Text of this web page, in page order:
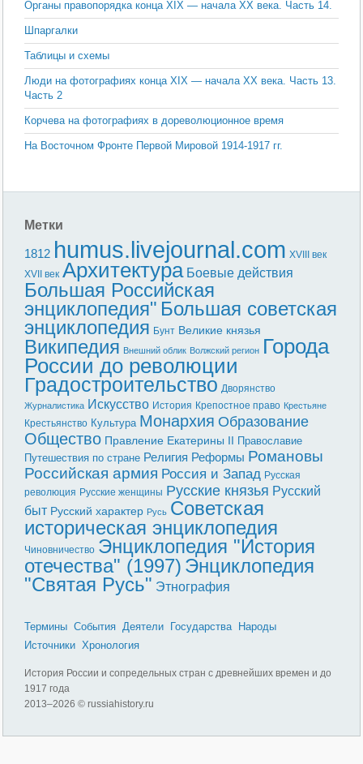
Органы правопорядка конца ХIX — начала XX века. Часть 14.
Шпаргалки
Таблицы и схемы
Люди на фотографиях конца ХIX — начала XX века. Часть 13.
Часть 2
Корчева на фотографиях в дореволюционное время
На Восточном Фронте Первой Мировой 1914-1917 гг.
Метки
1812 humus.livejournal.com XVIII век
XVII век Архитектура Боевые действия
Большая Российская
энциклопедия" Большая советская
энциклопедия Бунт Великие князья
Википедия Внешний облик Волжский регион Города
России до революции
Градостроительство Дворянство
Журналистика Искусство История Крепостное право Крестьяне
Крестьянство Культура Монархия Образование
Общество Правление Екатерины II Православие
Путешествия по стране Религия Реформы Романовы
Российская армия Россия и Запад Русская
революция Русские женщины Русские князья Русский
быт Русский характер Русь Советская
историческая энциклопедия
Чиновничество Энциклопедия "История
отечества" (1997) Энциклопедия
"Святая Русь" Этнография
Термины События Деятели Государства
Народы
Источники Хронология
История России и сопредельных стран с древнейших времен и до
1917 года
2013–2026 © russiahistory.ru